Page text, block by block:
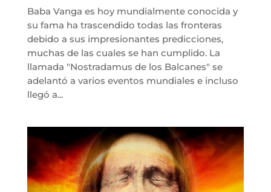
Baba Vanga es hoy mundialmente conocida y
su fama ha trascendido todas las fronteras
debido a sus impresionantes predicciones,
muchas de las cuales se han cumplido. La
llamada "Nostradamus de los Balcanes" se
adelantó a varios eventos mundiales e incluso
llegó a...